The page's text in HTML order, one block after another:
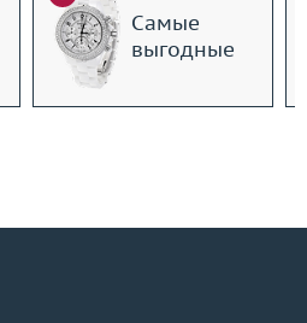
Самые
выгодные